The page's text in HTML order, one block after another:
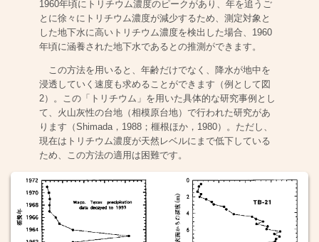
1960年頃にトリチウム濃度のピークがあり、年を追うご
とに徐々にトリチウム濃度が減少するため、測定対象と
した地下水に高いトリチウム濃度を検出した場合、1960
年頃に涵養された地下水であるとの推測ができます。
この方法を用いると、年齢だけでなく、降水が地中を
浸透していく速度も求めることができます（例として図
2）。この「トリチウム」を用いた具体的な研究事例とし
て、火山灰性の台地（相模原台地）で行われた研究があ
ります（Shimada，1988；榧根ほか，1980）。ただし、
現在はトリチウム濃度が天然レベルにまで低下している
ため、この方法の適用は困難です。